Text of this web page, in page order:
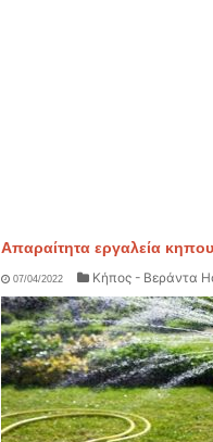
Απαραίτητα εργαλεία
07/04/2022 Κήπος - Βεράντα